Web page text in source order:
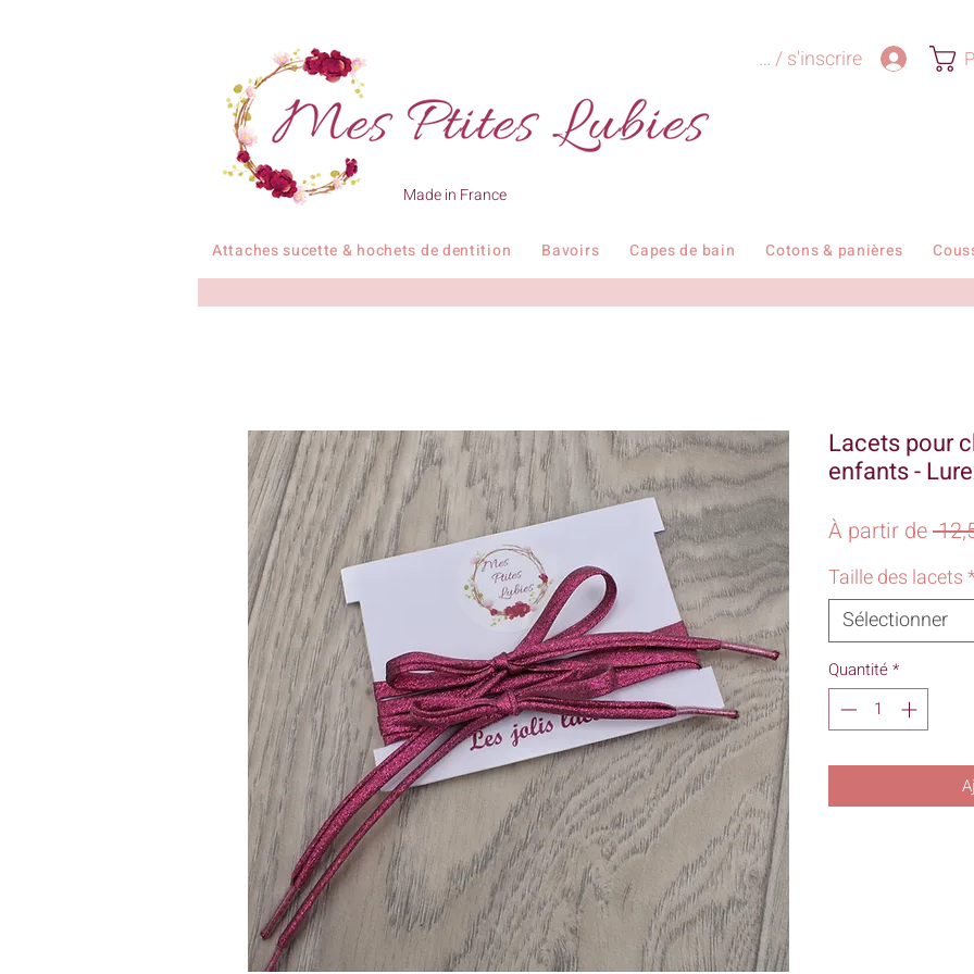
Made in France
Se connecter / s'inscrire
Attaches sucette & hochets de dentition Bavoirs Capes de bain Cotons & panières
Lacets pour
enfants -
À partir de
Taille des lacets*
Sélectionner
Quantité*